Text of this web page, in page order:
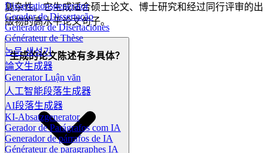
Dissertationsgenerator
Gerador de Dissertação
Generador de Disertaciones
Générateur de Thèse
논문 생성기
論文生成器
Generator Luận văn
人工智能段落生成器
AI段落生成器
KI-Absatzgenerator
Gerador de Parágrafos com IA
Generador de párrafos de IA
Générateur de paragraphes IA
复杂性。它生成适合硕士论文、博士研究和经过同行评审的出
版物的高水平论文句子。
生成的论文陈述有多具体？